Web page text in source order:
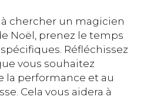
chercher un magicien
Noël, prenez le temps
Réfléchissez
vous souhaitez
la performance et au
Cela vous aidera à